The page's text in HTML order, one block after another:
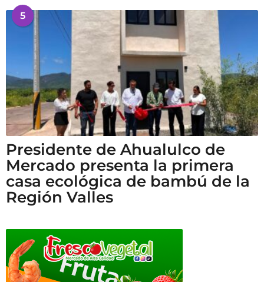
5
Presidente de Ahualulco de
Mercado presenta la primera
casa ecológica de bambú de la
Región Valles